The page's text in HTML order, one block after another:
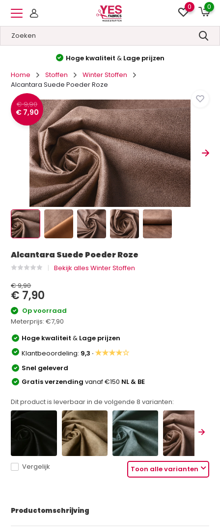
0 0
Hoge kwaliteit & Lage prijzen
Home
Stoffen
Winter Stoffen
Alcantara Suede Poeder Roze
€ 9,90
€ 7,90
Alcantara Suede Poeder Roze
Bekijk alles Winter Stoffen
€ 9,90
€ 7,90
Op voorraad
Meterprijs:€7,90
Hoge kwaliteit& Lage prijzen
Klantbeoordeling: 9,3 ·★★★★☆
Snel geleverd
Gratis verzendingvanaf €150 NL & BE
Dit product is leverbaar in de volgende8 varianten:
Toon alle varianten
Vergelijk
Productomschrijving